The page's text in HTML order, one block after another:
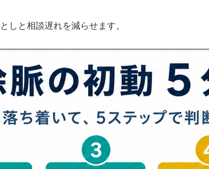
しと相談遅れを減らせます。